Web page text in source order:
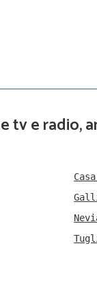
tv e radio,